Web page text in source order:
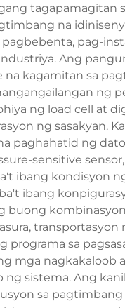
tagapamagitan
na
pag-
Ang
na kagamitan sa
ng
ng load cell at
ng sasakyan.
paghahatid ng
sensitive
ibang kondisyon
ibang
buong
transportasyon
sa
mga nagkakaloob
sistema. Ang
sa pagtimbang